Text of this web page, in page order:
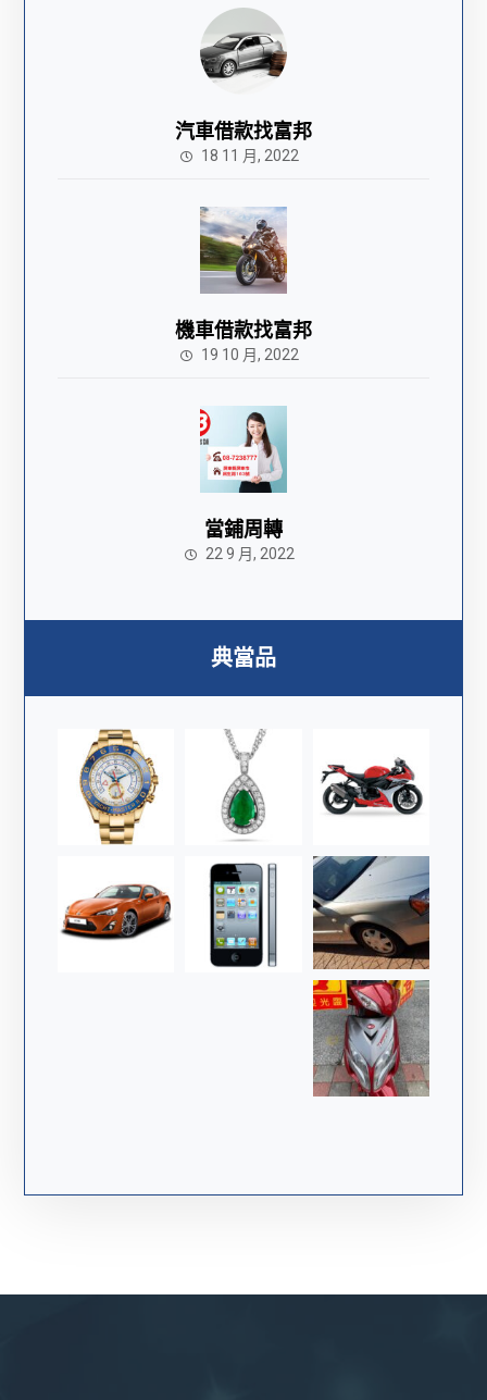
汽車借款找富邦
18 11 月, 2022
機車借款找富邦
19 10 月, 2022
當鋪周轉
22 9 月, 2022
典當品